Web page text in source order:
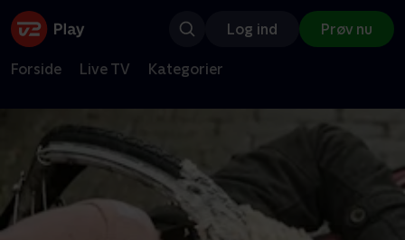
Log ind Prøv nu
Forside Live TV Kategorier